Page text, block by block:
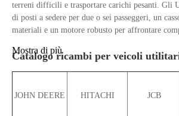
terreni difficili e trasportare carichi pesanti. Gli
di posti a sedere per due o sei passeggeri, un
materiali e un motore robusto per affrontare
Catalogo ricambi per veicoli
JOHN DEERE HITACHI JCB
Mostra di più